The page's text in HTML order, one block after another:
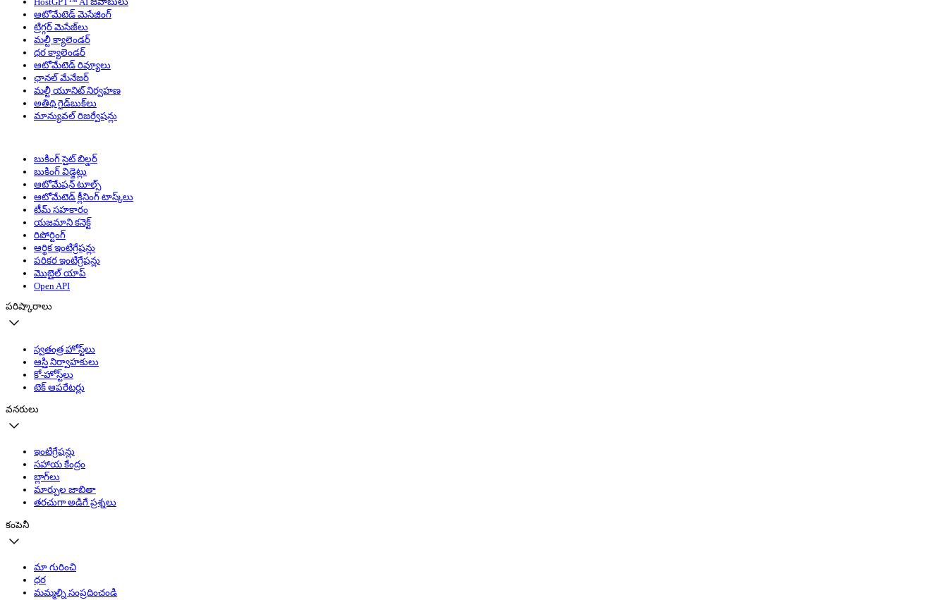
ఆటోమేటెడ్ మెసేజింగ్
ట్రిగ్గర్ మెసేజ్‌లు
మల్టీ క్యాలెండర్
ధర క్యాలెండర్
ఆటోమేటెడ్ రివ్యూలు
ఛానల్ మేనేజర్
మల్టీ యూనిట్ నిర్వహణ
అతిథి గైడ్‌బుక్‌లు
మాన్యువల్ రిజర్వేషన్లు
బుకింగ్ సైట్ బిల్డర్
బుకింగ్ విడ్జెట్లు
ఆటోమేషన్ టూల్స్
ఆటోమేటెడ్ క్లీనింగ్ టాస్క్‌లు
టీమ్ సహకారం
యజమాని కనెక్ట్
రిపోర్టింగ్
ఆర్థిక ఇంటిగ్రేషన్లు
పరికర ఇంటిగ్రేషన్లు
మొబైల్ యాప్
Open API
పరిష్కారాలు
స్వతంత్ర హోస్ట్‌లు
ఆస్తి నిర్వాహకులు
కో-హోస్ట్‌లు
టెక్ ఆపరేటర్లు
వనరులు
ఇంటిగ్రేషన్లు
సహాయ కేంద్రం
బ్లాగ్‌లు
మార్పుల జాబితా
తరచుగా అడిగే ప్రశ్నలు
కంపెనీ
మా గురించి
ధర
మమ్మల్ని సంప్రదించండి